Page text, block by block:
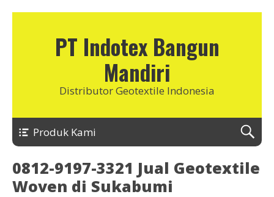
PT Indotex Bangun
Mandiri
Distributor Geotextile Indonesia
Produk Kami
0812-9197-3321 Jual Geotextile
Woven di Sukabumi